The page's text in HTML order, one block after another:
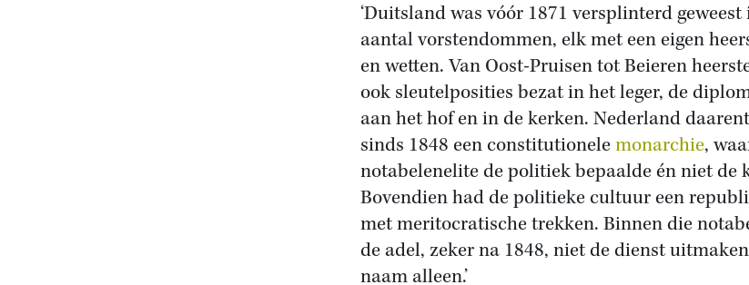
‘Duitsland was vóór 1871 versplinterd
aantal vorstendommen, elk met een eigen
en wetten. Van Oost-Pruisen tot Beieren
ook sleutelposities bezat in het leger, de
aan het hof en in de kerken. Nederland
sinds 1848 een constitutionelemonarchie,
notabelenelite de politiek bepaalde én niet de
Bovendien had de politieke cultuur een
met meritocratische trekken. Binnen die
de adel, zeker na 1848, niet de dienst
naam alleen.’